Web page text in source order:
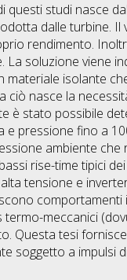
questi studi nasce
dalle turbine. Il
rendimento.
La soluzione viene
materiale isolante
ciò nasce la
è stato possibile
e pressione fino a
ambiente
rise-time tipici
tensione e
comportamenti
termo-meccanici
Questa tesi
soggetto a impulsi